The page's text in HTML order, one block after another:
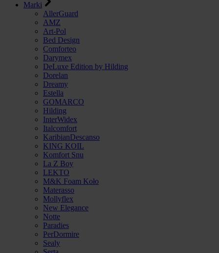
Marki
AllerGuard
AMZ
Art-Pol
Bed Design
Comforteo
Darymex
DeLuxe Edition by Hilding
Dorelan
Dreamy
Estella
GOMARCO
Hilding
InterWidex
Italcomfort
KaribianDescanso
KING KOIL
Komfort Snu
La Z Boy
LEKTO
M&K Foam Koło
Materasso
Mollyflex
New Elegance
Notte
Paradies
PerDormire
Sealy